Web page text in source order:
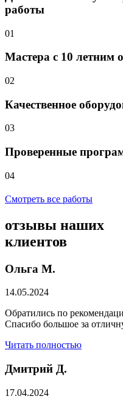
работы
01
Мастера с 10 летним
02
Качественное
03
Проверенные
04
Смотреть все работы
отзывы наших
клиентов
Ольга М.
14.05.2024
Обратились по
Спасибо большое за
Читать полностью
Дмитрий Д.
17.04.2024